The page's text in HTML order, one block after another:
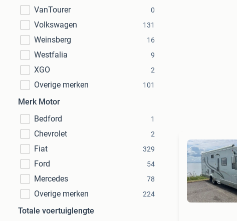
VanTourer 0
Volkswagen 131
Weinsberg 16
Westfalia 9
XGO 2
Overige merken 101
Merk Motor
Bedford
1
Chevrolet 2
Fiat 329
Ford 54
Mercedes 78
Overige merken 224
Totale voertuiglengte